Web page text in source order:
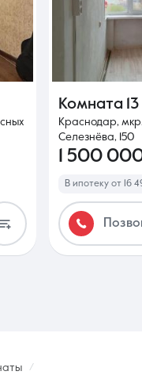
Комната
Краснодар,
Селезнёва, 150
1 500
В ипотеку от 16